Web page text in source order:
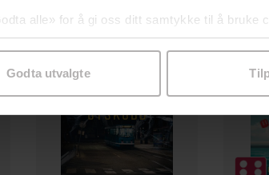
alle» for å gi oss ditt samtykke til å bruke
spesifikke formål ved å klikke på «Tilpass».
Godta utvalgte